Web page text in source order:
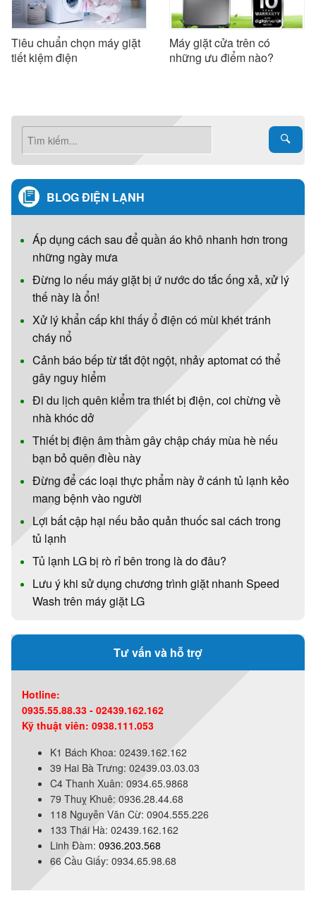
Tiêu chuẩn chọn máy giặt
tiết kiệm điện
Máy giặt cửa trên có
những ưu điểm nào?
BLOG ĐIỆN LẠNH
Áp dụng cách sau để quần áo khô nhanh hơn trong
những ngày mưa
Đừng lo nếu máy giặt bị ứ nước do tắc ống xả, xử lý
thế này là ổn!
Xử lý khẩn cấp khi thấy ổ điện có mùi khét tránh
cháy nổ
Cảnh báo bếp từ tắt đột ngột, nhảy aptomat có thể
gây nguy hiểm
Đi du lịch quên kiểm tra thiết bị điện, coi chừng về
nhà khóc dở
Thiết bị điện âm thầm gây chập cháy mùa hè nếu
bạn bỏ quên điều này
Đừng để các loại thực phẩm này ở cánh tủ lạnh kẻo
mang bệnh vào người
Lợi bất cập hại nếu bảo quản thuốc sai cách trong
tủ lạnh
Tủ lạnh LG bị rò rỉ bên trong là do đâu?
Lưu ý khi sử dụng chương trình giặt nhanh Speed
Wash trên máy giặt LG
Tư vấn và hỗ trợ
Hotline:
0935.55.88.33 - 02439.162.162
Kỹ thuật viên: 0938.111.053
K1 Bách Khoa: 02439.162.162
39 Hai Bà Trưng: 02439.03.03.03
C4 Thanh Xuân: 0934.65.9868
79 Thuỵ Khuê: 0936.28.44.68
118 Nguyễn Văn Cừ: 0904.555.226
133 Thái Hà: 02439.162.162
Linh Đàm: 0936.203.568
66 Cầu Giấy: 0934.65.98.68